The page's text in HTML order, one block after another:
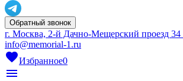
Обратный звонок
г. Москва, 2-й Дачно-Мещерский проезд 34
info@memorial-1.ru
favoriteИзбранное0
menu